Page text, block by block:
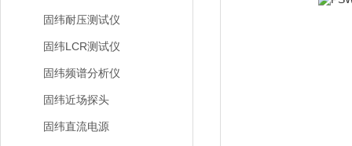
固纬耐压测试仪
固纬LCR测试仪
固纬频谱分析仪
固纬近场探头
固纬直流电源